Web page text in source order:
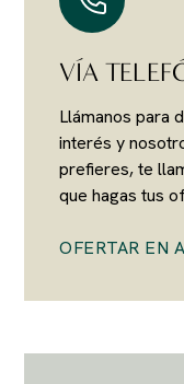
VÍA
Llámanos para
interés y
prefieres, te
que hagas tus
OFERTAR EN